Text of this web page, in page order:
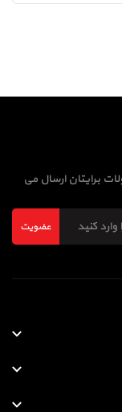
برایتان ارسال می
عضویت